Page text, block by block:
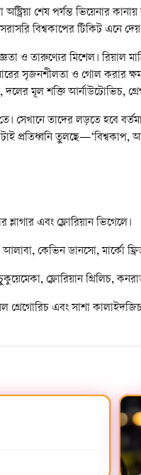
শেষ পর্যন্ত ভিয়েনার
বিশ্বকাপের টিকিট এনে
ও তারুণ্যের মিশেল। রিয়াল
সৃজনশীলতা ও গোল করার
দলের মূল শক্তি আর্নাউটোভিচ,
সেখানে তাদের লড়তে হবে
প্রতিধ্বনি তুলছে—‘বিশ্বকাপ,
শ্লাগার এবং ফ্লোরিয়ান ভিগেলে।
কেভিন ডানসো, মার্কো
চুকুয়েমেকা, ফ্লোরিয়ান গ্রিলিচ,
গ্রেগোরিচ এবং সাশা